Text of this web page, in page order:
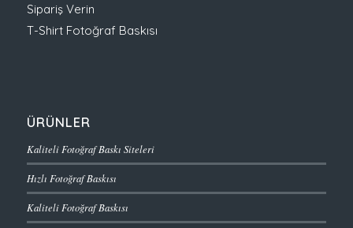
Sipariş Verin
T-Shirt Fotoğraf Baskısı
ÜRÜNLER
Kaliteli Fotoğraf Baskı Siteleri
Hızlı Fotoğraf Baskısı
Kaliteli Fotoğraf Baskısı